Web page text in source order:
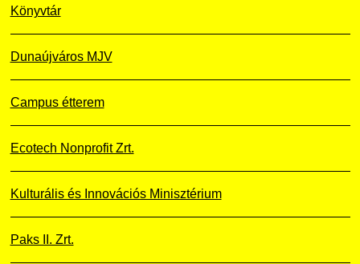
Könyvtár
Dunaújváros MJV
Campus étterem
Ecotech Nonprofit Zrt.
Kulturális és Innovációs Minisztérium
Paks II. Zrt.